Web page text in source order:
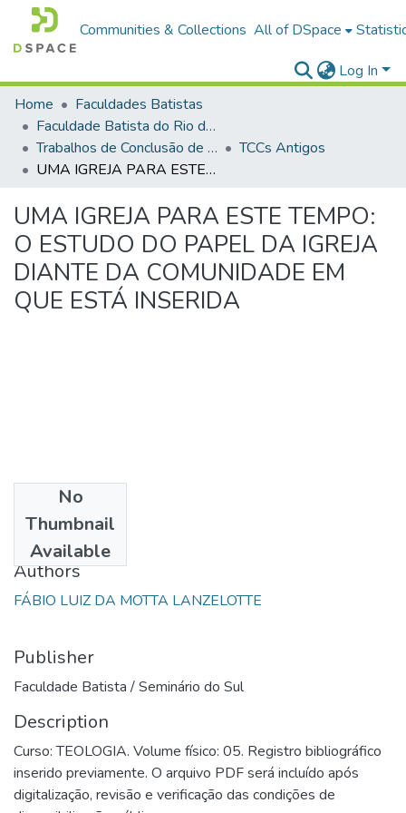
Communities & Collections All of DSpace
Log In
Home
Faculdades Batistas
Faculdade Batista do Rio de Janeiro (FABAT-RJ)
Trabalhos de Conclusão de Curso (TCC)
TCCs Antigos
UMA IGREJA PARA ESTE TEMPO: O ESTUDO DO PAPEL DA IGREJA DIANTE DA COMUNIDADE EM QUE ESTÁ INSERIDA
UMA IGREJA PARA ESTE TEMPO:
O ESTUDO DO PAPEL DA IGREJA
DIANTE DA COMUNIDADE EM
QUE ESTÁ INSERIDA
No
Thumbnail
Available
1998
Authors
FÁBIO LUIZ DA MOTTA LANZELOTTE
Publisher
Faculdade Batista / Seminário do Sul
Description
Curso: TEOLOGIA. Volume físico: 05. Registro bibliográfico
inserido previamente. O arquivo PDF será incluído após
digitalização, revisão e verificação das condições de